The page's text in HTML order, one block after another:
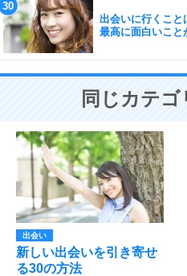
出会いに行くこと
最高に面白いこと
同じカテ
出会い
新しい出会いを引き寄せ
る30の方法